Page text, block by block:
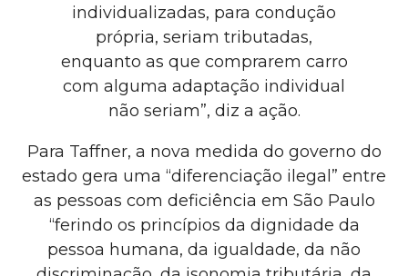
individualizadas, para condução
própria, seriam tributadas,
enquanto as que comprarem carro
com alguma adaptação individual
não seriam”, diz a ação.
Para Taffner, a nova medida do governo do
estado gera uma “diferenciação ilegal” entre
as pessoas com deficiência em São Paulo
“ferindo os princípios da dignidade da
pessoa humana, da igualdade, da não